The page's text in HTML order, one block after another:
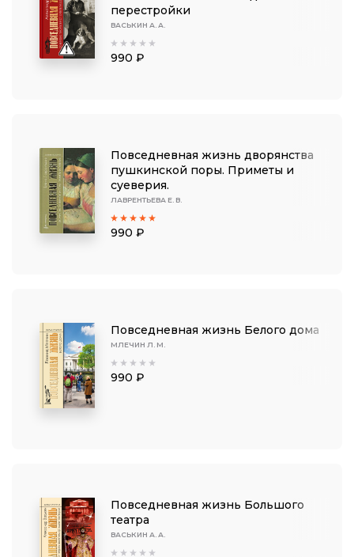
перестройки
ВАСЬКИН А. А.
990 ₽
Повседневная жизнь дворянства
пушкинской поры. Приметы и
суеверия.
ЛАВРЕНТЬЕВА Е. В.
990 ₽
Повседневная жизнь Белого дома
МЛЕЧИН Л. М.
990 ₽
Повседневная жизнь Большого
театра
ВАСЬКИН А. А.